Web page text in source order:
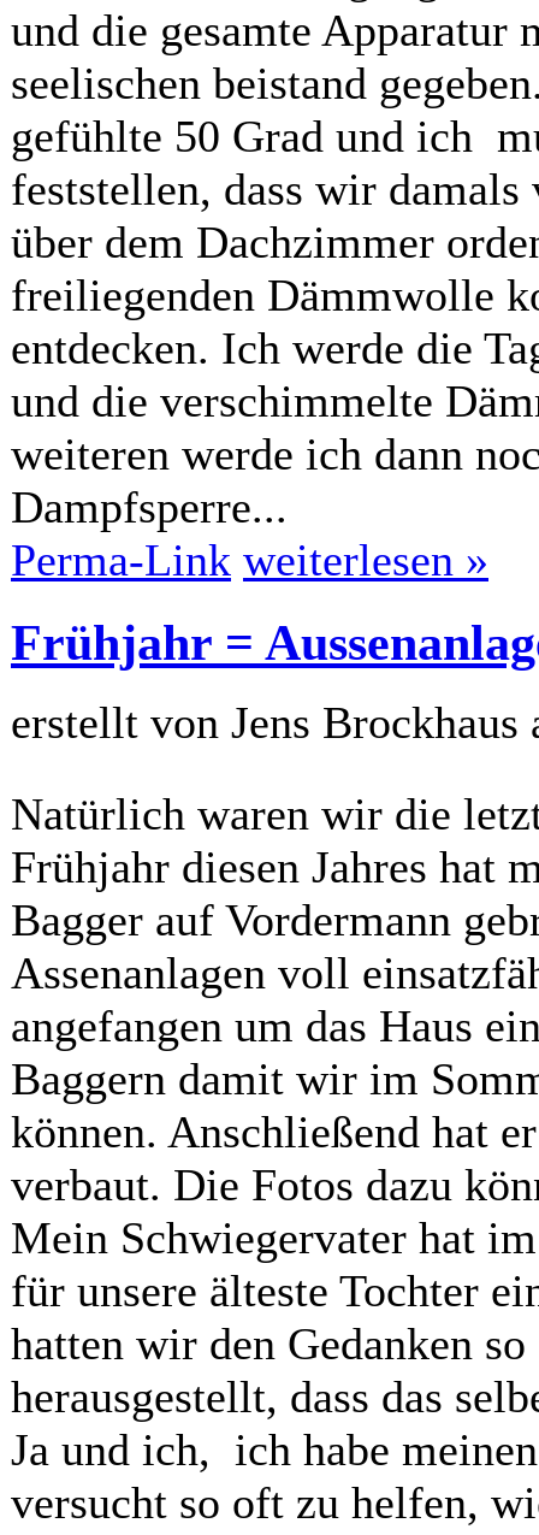
und die gesamte Apparatur
seelischen beistand
gefühlte 50 Grad und ich
feststellen, dass wir damals
über dem Dachzimmer
freiliegenden Dämmwolle
entdecken. Ich werde die
und die verschimmelte
weiteren werde ich dann
Dampfsperre...
Perma-Link weiterlesen »
Frühjahr =
erstellt von Jens Brockhaus
Natürlich waren wir die
Frühjahr diesen Jahres hat
Bagger auf Vordermann
Assenanlagen voll
angefangen um das Haus
Baggern damit wir im
können. Anschließend hat
verbaut. Die Fotos dazu
Mein Schwiegervater hat
für unsere älteste Tochter
hatten wir den Gedanken
herausgestellt, dass das
Ja und ich, ich habe
versucht so oft zu helfen,